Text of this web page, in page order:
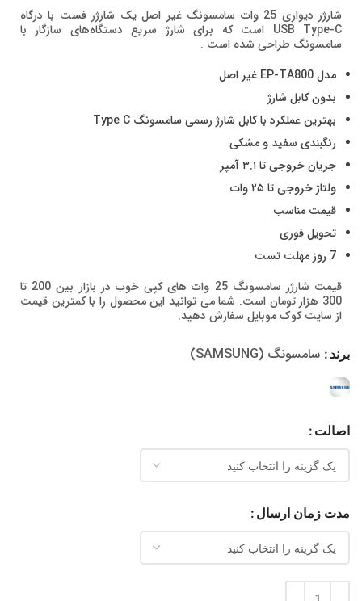
شارژر دیواری 25 وات سامسونگ غیر اصل یک شارژر فست با درگاه
USB Type-C است که برای شارژ سریع دستگاه‌های سازگار با
سامسونگ طراحی شده است .
مدل EP-TA800 غیر اصل
بدون کابل شارژ
بهترین عملکرد با کابل شارژ رسمی سامسونگ Type C
رنگبندی سفید و مشکی
جریان خروجی تا ۳.۱ آمپر
ولتاژ خروجی تا ۲۵ وات
قیمت مناسب
تحویل فوری
7 روز مهلت تست
قیمت شارژر سامسونگ 25 وات های کپی خوب در بازار بین 200 تا
300 هزار تومان است. شما می توانید این محصول را با کمترین قیمت
از سایت کوک موبایل سفارش دهید.
برند سامسونگ (SAMSUNG)
اصالت
مدت زمان ارسال